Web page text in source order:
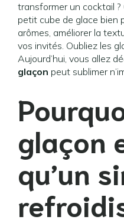
transformer un cocktail ?
petit cube de glace bien
arômes, améliorer la
vos invités. Oubliez les
Aujourd’hui, vous allez
glaçon peut sublimer
glaçon
qu’un